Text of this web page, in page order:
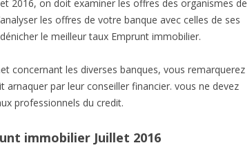
2016, on doit examiner les offres des organismes de
les offres de votre banque avec celles de ses
le meilleur taux Emprunt immobilier.
concernant les diverses banques, vous remarquerez
par leur conseiller financier. vous ne devez
professionnels du credit.
immobilier Juillet 2016